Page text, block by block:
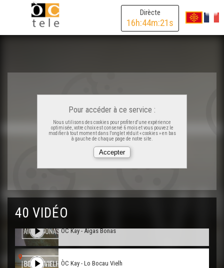
Dirècte
16h:44m:21s
Pour accéder à ce service :
Nous utilisons des cookies pour profiter d'une expérience
optimisée, votre choix est conservé 6 mois et vous pouvez le
modifier à tout moment dans l'onglet réduit « cookies » en bas
à gauche de chaque page de notre site.
40 VIDÉO
ÒC Kay - Bordèu
ÒC Kay - D'acs
ÒC Kay - Las Lanas
ÒC Kay - Aigas Bonas
ÒC Kay - Lo Bocau Vielh